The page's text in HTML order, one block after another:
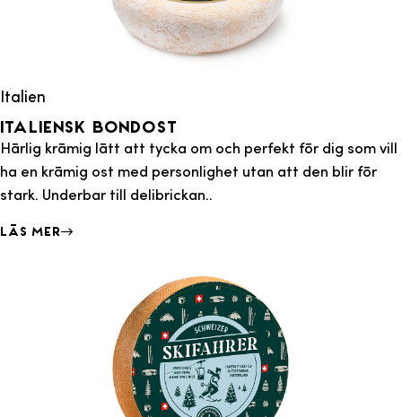
Italien
Italiensk Bondost
Härlig krämig lätt att tycka om och perfekt för dig som vill
ha en krämig ost med personlighet utan att den blir för
stark. Underbar till delibrickan..
Läs mer